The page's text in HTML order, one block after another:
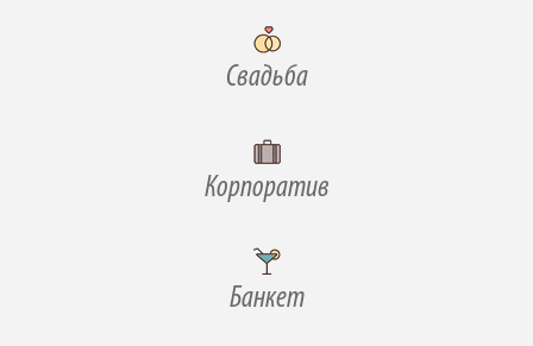
Свадьба
Корпоратив
Банкет